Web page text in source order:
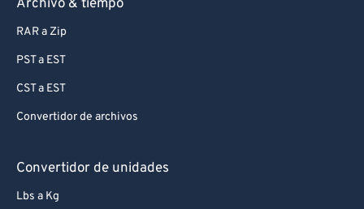
Archivo & tiempo
RAR a Zip
PST a EST
CST a EST
Convertidor de archivos
Convertidor de unidades
Lbs a Kg